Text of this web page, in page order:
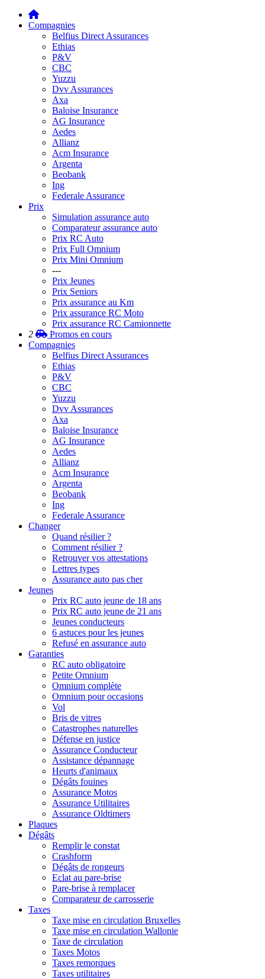
Compagnies
Belfius Direct Assurances
Ethias
P&V
CBC
Yuzzu
Dvv Assurances
Axa
Baloise Insurance
AG Insurance
Aedes
Allianz
Acm Insurance
Argenta
Beobank
Ing
Federale Assurance
Prix
Simulation assurance auto
Comparateur assurance auto
Prix RC Auto
Prix Full Omnium
Prix Mini Omnium
---
Prix Jeunes
Prix Seniors
Prix assurance au Km
Prix assurance RC Moto
Prix assurance RC Camionnette
2
Promos en cours
Compagnies
Belfius Direct Assurances
Ethias
P&V
CBC
Yuzzu
Dvv Assurances
Axa
Baloise Insurance
AG Insurance
Aedes
Allianz
Acm Insurance
Argenta
Beobank
Ing
Federale Assurance
Changer
Quand résilier ?
Comment résilier ?
Retrouver vos attestations
Lettres types
Assurance auto pas cher
Jeunes
Prix RC auto jeune de 18 ans
Prix RC auto jeune de 21 ans
Jeunes conducteurs
6 astuces pour les jeunes
Refusé en assurance auto
Garanties
RC auto obligatoire
Petite Omnium
Omnium complète
Omnium pour occasions
Vol
Bris de vitres
Catastrophes naturelles
Défense en justice
Assurance Conducteur
Assistance dépannage
Heurts d'animaux
Dégâts fouines
Assurance Motos
Assurance Utilitaires
Assurance Oldtimers
Plaques
Dégâts
Remplir le constat
Crashform
Dégâts de rongeurs
Eclat au pare-brise
Pare-brise à remplacer
Comparateur de carrosserie
Taxes
Taxe mise en circulation Bruxelles
Taxe mise en circulation Wallonie
Taxe de circulation
Taxes Motos
Taxes remorques
Taxes utilitaires